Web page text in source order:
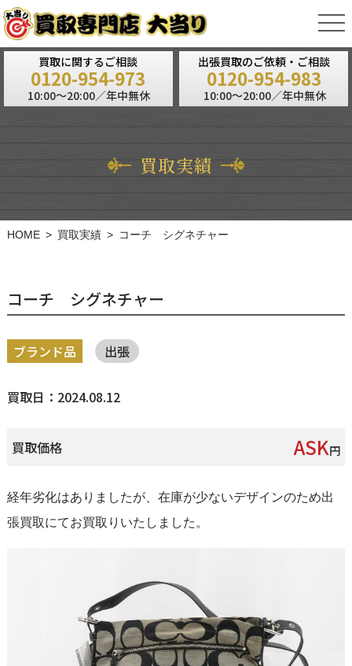
買取に関するご相談
0120-954-973
10:00～20:00／年中無休
出張買取のご依頼・ご相談
0120-954-983
10:00～20:00／年中無休
買取実績
HOME 買取実績 コーチ シグネチャー
コーチ シグネチャー
ブランド品 出張
買取日：2024.08.12
買取価格 ASK円
経年劣化はありましたが、在庫が少ないデザインのため出
張買取にてお買取りいたしました。